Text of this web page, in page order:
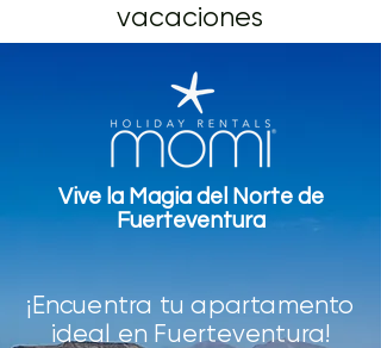
vacaciones
Vive la Magia del Norte de
Fuerteventura
¡Encuentra tu apartamento
ideal en Fuerteventura!